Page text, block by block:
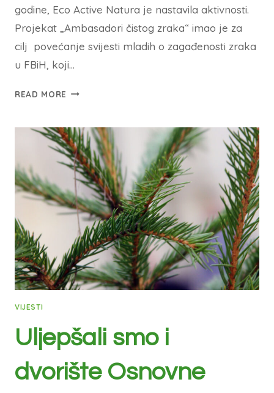
godine, Eco Active Natura je nastavila aktivnosti.
Projekat „Ambasadori čistog zraka“ imao je za
cilj povećanje svijesti mladih o zagađenosti zraka
u FBiH, koji…
READ MORE
VIJESTI
Uljepšali smo i
dvorište Osnovne